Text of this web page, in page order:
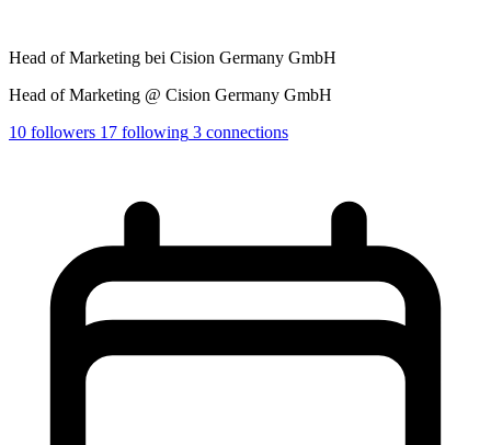
Head of Marketing bei Cision Germany GmbH
Head of Marketing @ Cision Germany GmbH
10 followers 17 following 3 connections